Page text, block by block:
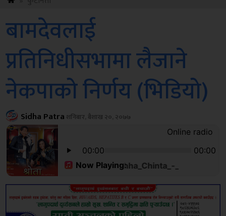
बामदेवलाई
प्रतिनिधीसभामा लैजाने
नेकपाको निर्णय (भिडियो)
Sidha Patra शनिबार, बैशाख २०, २०७७